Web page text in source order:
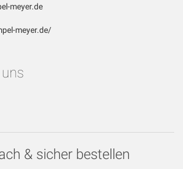
meyer.de
meyer.de/
& sicher bestellen